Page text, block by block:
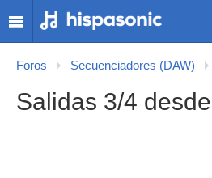
Foros Secuenciadores (DAW)
Salidas 3/4